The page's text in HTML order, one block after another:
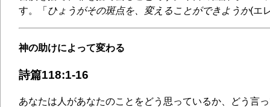
す。「 ひょうがその斑点を、変えることができようか(エ
神の助けによって変わる
詩篇118:1-16
あなたは人があなたのことをどう思っているか、どう言